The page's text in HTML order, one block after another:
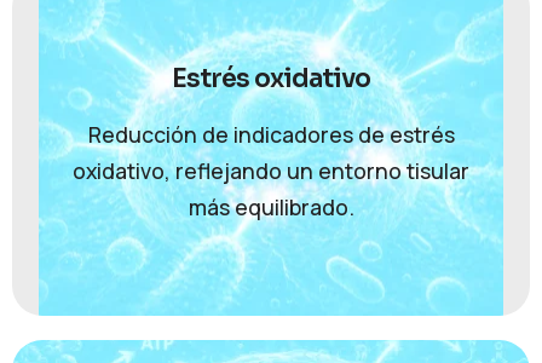
Estrés oxidativo
Reducción de indicadores de estrés
oxidativo, reflejando un entorno tisular
más equilibrado.